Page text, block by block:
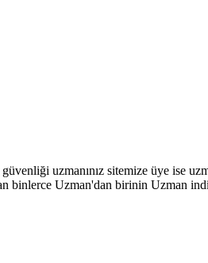
uzmanınız sitemize üye ise
binlerce Uzman'dan birinin Uzman